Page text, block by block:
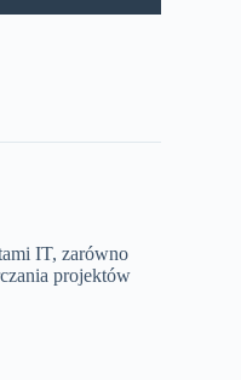
IT, zarówno
projektów